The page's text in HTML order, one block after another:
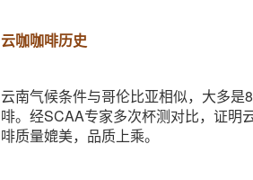
云咖咖啡历史
云南气候条件与哥伦比亚相似，大多
啡。经SCAA专家多次杯测对比，证明
啡质量媲美，品质上乘。